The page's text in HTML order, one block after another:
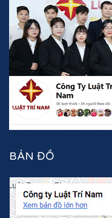
BẢN ĐỒ